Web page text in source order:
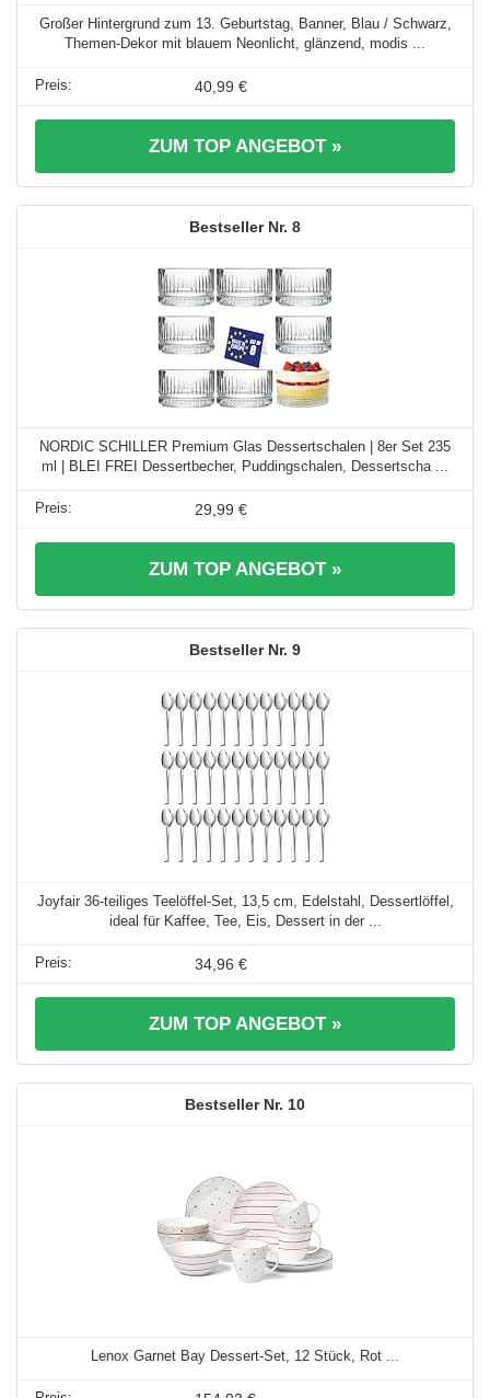
Großer Hintergrund zum 13. Geburtstag, Banner, Blau / Schwarz,
Themen-Dekor mit blauem Neonlicht, glänzend, modis ...
40,99 €
ZUM TOP ANGEBOT »
8
NORDIC SCHILLER Premium Glas Dessertschalen | 8er Set 235
ml | BLEI FREI Dessertbecher, Puddingschalen, Dessertscha ...
29,99 €
ZUM TOP ANGEBOT »
9
Joyfair 36-teiliges Teelöffel-Set, 13,5 cm, Edelstahl, Dessertlöffel,
ideal für Kaffee, Tee, Eis, Dessert in der ...
34,96 €
ZUM TOP ANGEBOT »
10
Lenox Garnet Bay Dessert-Set, 12 Stück, Rot ...